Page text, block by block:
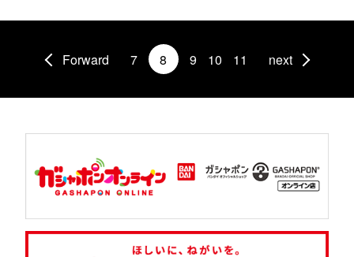
Forward 7 8 9 10 11 next